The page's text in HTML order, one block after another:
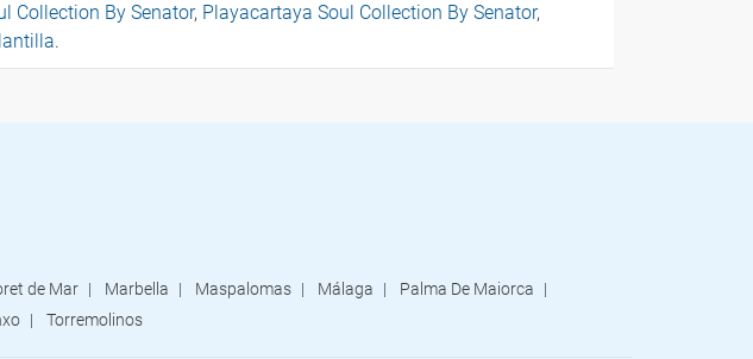
Collection By Senator, Playacartaya Soul Collection By Senator,
.
de Mar Marbella Maspalomas Málaga
Palma De Maiorca
Torremolinos